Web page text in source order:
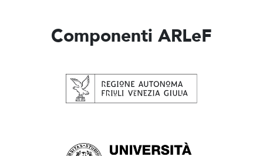
Componenti ARLeF